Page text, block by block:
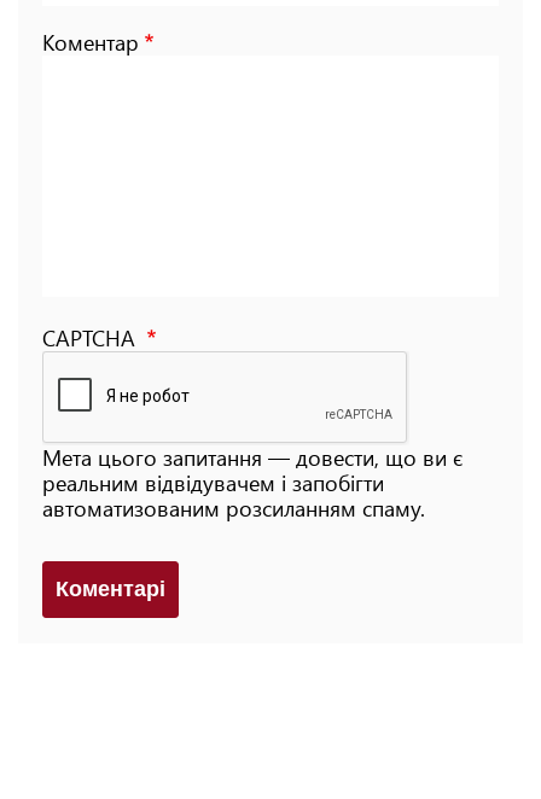
Коментар
CAPTCHA
Мета цього запитання — довести, що ви є
реальним відвідувачем і запобігти
автоматизованим розсиланням спаму.
Коментарi